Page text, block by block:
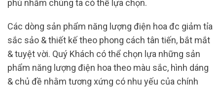
phú nhằm chúng ta có thể lựa chọn.
Các dòng sản phẩm năng lượng điện hoa đc giảm tỉa
sắc sảo & thiết kế theo phong cách tân tiến, bắt mắt
& tuyệt vời. Quý Khách có thể chọn lựa những sản
phẩm năng lượng điện hoa theo màu sắc, hình dáng
& chủ đề nhằm tương xứng có nhu yếu của chính